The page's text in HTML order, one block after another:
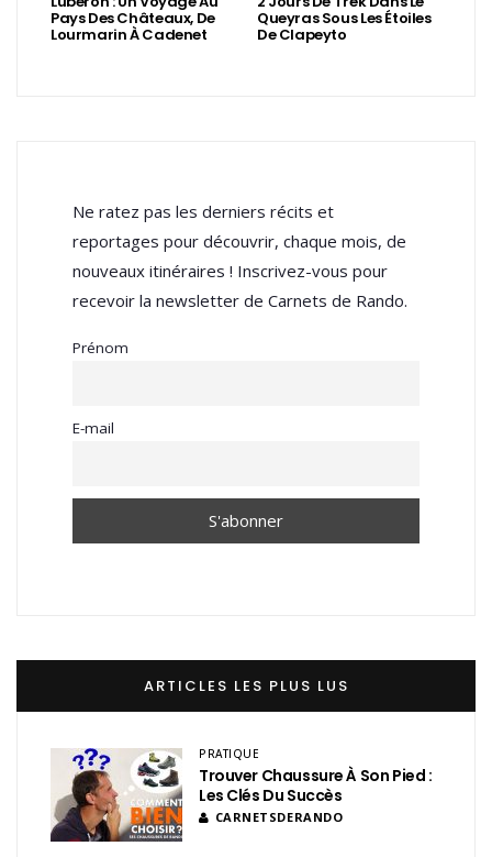
Pays Des Châteaux, De
Lourmarin À Cadenet
Queyras Sous Les Étoiles
De Clapeyto
Ne ratez pas les derniers récits et
reportages pour découvrir, chaque mois, de
nouveaux itinéraires ! Inscrivez-vous pour
recevoir la newsletter de Carnets de Rando.
Prénom
E-mail
ARTICLES LES PLUS LUS
PRATIQUE
Trouver Chaussure À Son Pied :
Les Clés Du Succès
CARNETSDERANDO